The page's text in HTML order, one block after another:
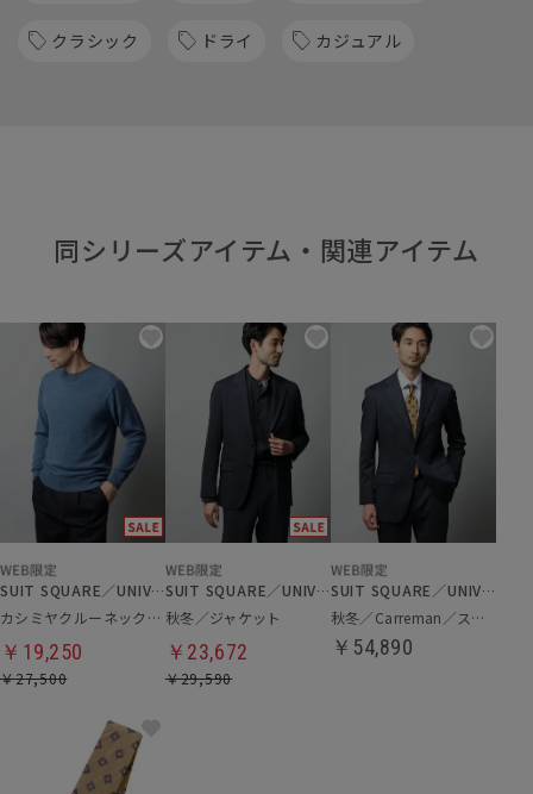
クラシック ドライ カジュアル
同シリーズアイテム・関連アイテム
SUIT SQUARE／UNIVERSAL LANGUAGE
カシミヤクルーネックニット
￥19,250
￥27,500
SUIT SQUARE／UNIVERSAL LANGUAGE
秋冬／ジャケット
￥23,672
￥29,590
SUIT SQUARE／UNIVERSAL LANGUAGE
秋冬／Carreman／スーツ
￥54,890